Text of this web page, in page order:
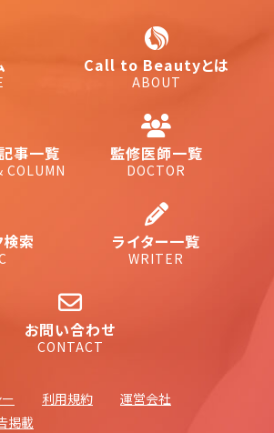
Call to Beautyとは
ABOUT
事一覧
COLUMN
監修医師一覧
DOCTOR
検索 ライター一覧
WRITER
お問い合わせ
CONTACT
利用規約
運営会社
掲載